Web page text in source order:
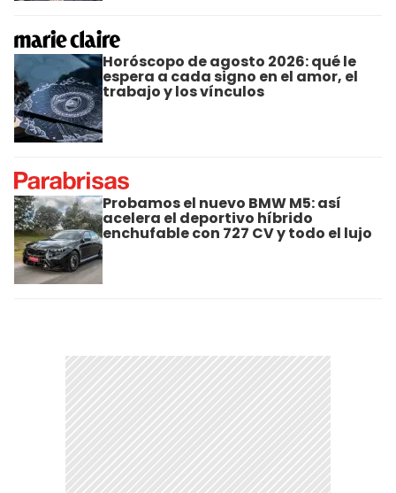
Horóscopo de agosto 2026: qué le
espera a cada signo en el amor, el
trabajo y los vínculos
Probamos el nuevo BMW M5: así
acelera el deportivo híbrido
enchufable con 727 CV y todo el lujo